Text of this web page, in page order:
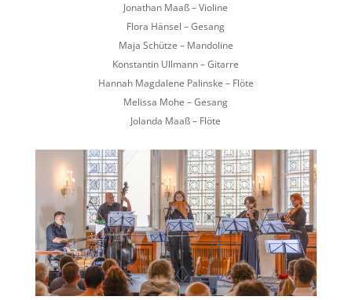
Jonathan Maaß – Violine
Flora Hänsel – Gesang
Maja Schütze – Mandoline
Konstantin Ullmann – Gitarre
Hannah Magdalene Palinske – Flöte
Melissa Mohe – Gesang
Jolanda Maaß – Flöte